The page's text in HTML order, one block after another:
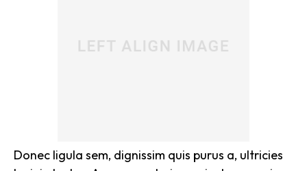
Donec ligula sem, dignissim quis purus a, ultricies